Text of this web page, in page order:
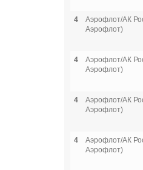
4
Аэрофлот/АК
Аэрофлот)
4
Аэрофлот/АК
Аэрофлот)
4
Аэрофлот/АК
Аэрофлот)
4
Аэрофлот/АК
Аэрофлот)